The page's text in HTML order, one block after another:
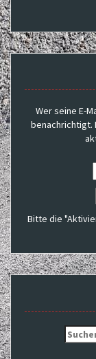
Wer seine E-
benachrichtigt.
Bitte die
Suchen
nach: